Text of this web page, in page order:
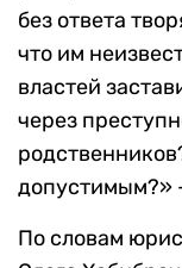
без ответа
что им
властей
через
допустимым?»
По словам